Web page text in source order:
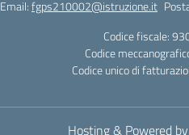
Email:fgps210002@istruzione.it
Codice fiscale:
Codice
Codice unico di
Hosting & Powered